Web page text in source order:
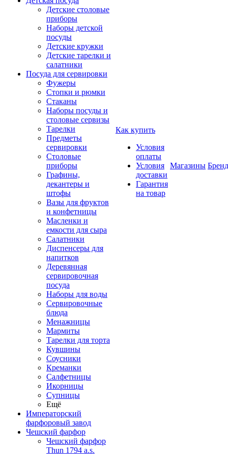
Детские столовые
приборы
Наборы детской
посуды
Детские кружки
Детские тарелки и
салатники
Посуда для сервировки
Фужеры
Стопки и рюмки
Стаканы
Наборы посуды и
столовые сервизы
Тарелки
Предметы
сервировки
Столовые
приборы
Графины,
декантеры и
штофы
Вазы для фруктов
и конфетницы
Масленки и
емкости для сыра
Салатники
Диспенсеры для
напитков
Деревянная
сервировочная
посуда
Наборы для воды
Сервировочные
блюда
Менажницы
Мармиты
Тарелки для торта
Кувшины
Соусники
Креманки
Салфетницы
Икорницы
Супницы
Ещё
Императорский
фарфоровый завод
Чешский фарфор
Чешский фарфор
Thun 1794 a.s.
Как купить
Условия
оплаты
Условия
доставки
Гарантия
на товар
Магазины